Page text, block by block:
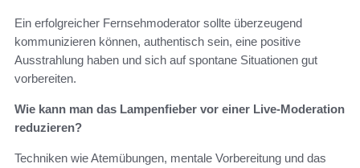
Ein erfolgreicher Fernsehmoderator sollte überzeugend
kommunizieren können, authentisch sein, eine positive
Ausstrahlung haben und sich auf spontane Situationen gut
vorbereiten.
Wie kann man das Lampenfieber vor einer Live-Moderation
reduzieren?
Techniken wie Atemübungen, mentale Vorbereitung und das